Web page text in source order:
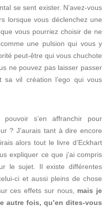
se sent exister. N’avez-vous
lorsque vous déclenchez une
vous pourriez choisir de ne
une pulsion qui vous y
peut-être qui vous chuchote
ne pouvez pas laisser passer
vil création l’ego qui vous
s’en affranchir pour
? J’aurais tant à dire encore
alors tout le livre d’Eckhart
expliquer ce que j’ai compris
le sujet. Il existe différentes
ci et aussi pleins de chose
ces effets sur nous, mais je
autre fois, qu’en dites-vous